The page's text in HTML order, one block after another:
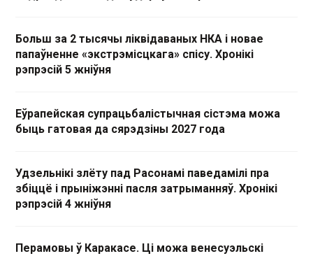
Больш за 2 тысячы ліквідаваных НКА і новае
папаўненне «экстрэмісцкага» спісу. Хронікі
рэпрэсій 5 жніўня
Еўрапейская супрацьбалістычная сістэма можа
быць гатовая да сярэдзіны 2027 года
Удзельнікі злёту пад Расонамі паведамілі пра
збіццё і прыніжэнні пасля затрыманняў. Хронікі
рэпрэсій 4 жніўня
Перамовы ў Каракасе. Ці можа венесуэльскі